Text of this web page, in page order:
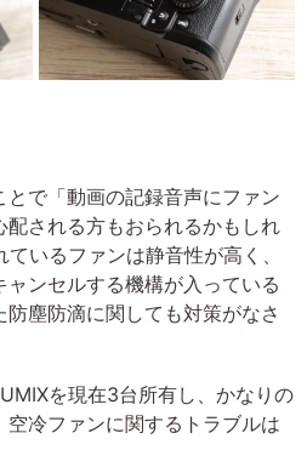
で「動画の記録音声にファン
される方もおられるかもしれ
いるファンは静音性が高く、
ンセルする機構が入っている
塵防滴に関しても対策がなさ
を現在3台所有し、かなりの
冷ファンに関するトラブルは